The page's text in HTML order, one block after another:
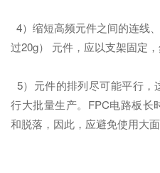
4）缩短高频元件之间的连线
过20g） 元件，应以支架固定，
5）元件的排列尽可能平行
行大批量生产。FPC电路板长
和脱落，因此，应避免使用大面